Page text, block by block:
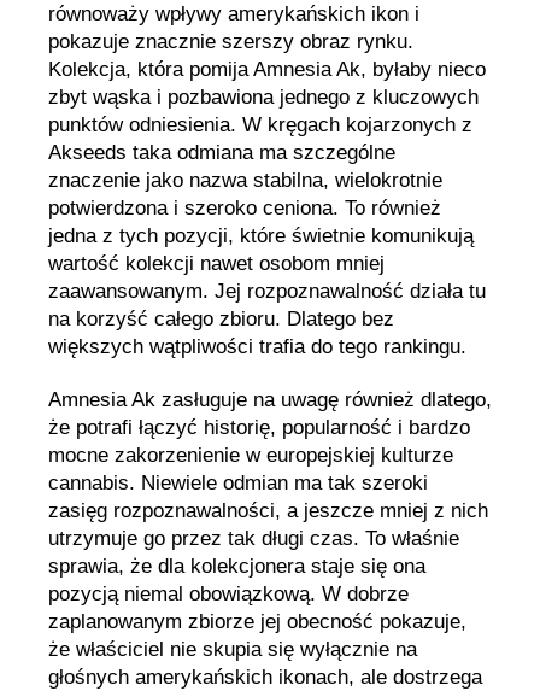
równoważy wpływy amerykańskich ikon i
pokazuje znacznie szerszy obraz rynku.
Kolekcja, która pomija Amnesia Ak, byłaby nieco
zbyt wąska i pozbawiona jednego z kluczowych
punktów odniesienia. W kręgach kojarzonych z
Akseeds taka odmiana ma szczególne
znaczenie jako nazwa stabilna, wielokrotnie
potwierdzona i szeroko ceniona. To również
jedna z tych pozycji, które świetnie komunikują
wartość kolekcji nawet osobom mniej
zaawansowanym. Jej rozpoznawalność działa tu
na korzyść całego zbioru. Dlatego bez
większych wątpliwości trafia do tego rankingu.
Amnesia Ak zasługuje na uwagę również dlatego,
że potrafi łączyć historię, popularność i bardzo
mocne zakorzenienie w europejskiej kulturze
cannabis. Niewiele odmian ma tak szeroki
zasięg rozpoznawalności, a jeszcze mniej z nich
utrzymuje go przez tak długi czas. To właśnie
sprawia, że dla kolekcjonera staje się ona
pozycją niemal obowiązkową. W dobrze
zaplanowanym zbiorze jej obecność pokazuje,
że właściciel nie skupia się wyłącznie na
głośnych amerykańskich ikonach, ale dostrzega